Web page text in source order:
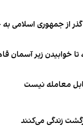
گذر از جمهوری
معامله نیست
زندگی می‌کنند